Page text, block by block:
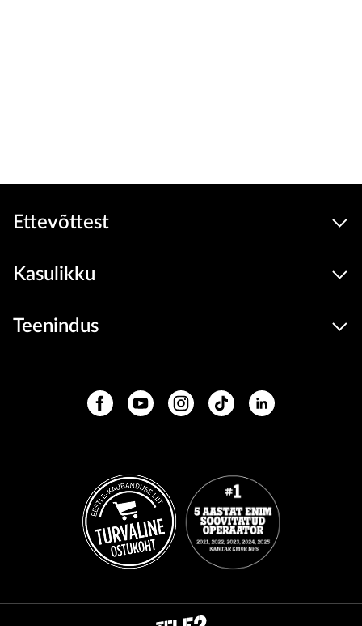
Ettevõttest
Kasulikku
Teenindus